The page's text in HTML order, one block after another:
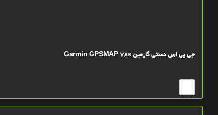
جی پی اس دستی گارمین Garmin GPSMAP 78s